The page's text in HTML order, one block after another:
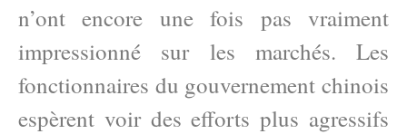
n’ont encore une fois pas vraiment
impressionné sur les marchés. Les
fonctionnaires du gouvernement chinois
espèrent voir des efforts plus agressifs